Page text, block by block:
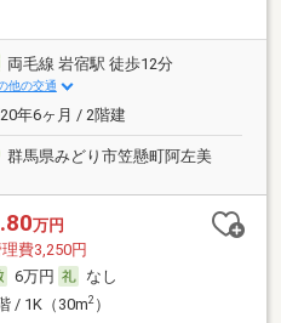
両毛線 岩宿駅 徒歩12分
他の交通
年6ヶ月 / 2階建
群馬県みどり市笠懸町阿左美
万円
費3,250円
6万円
なし
/ 1K（30m2）